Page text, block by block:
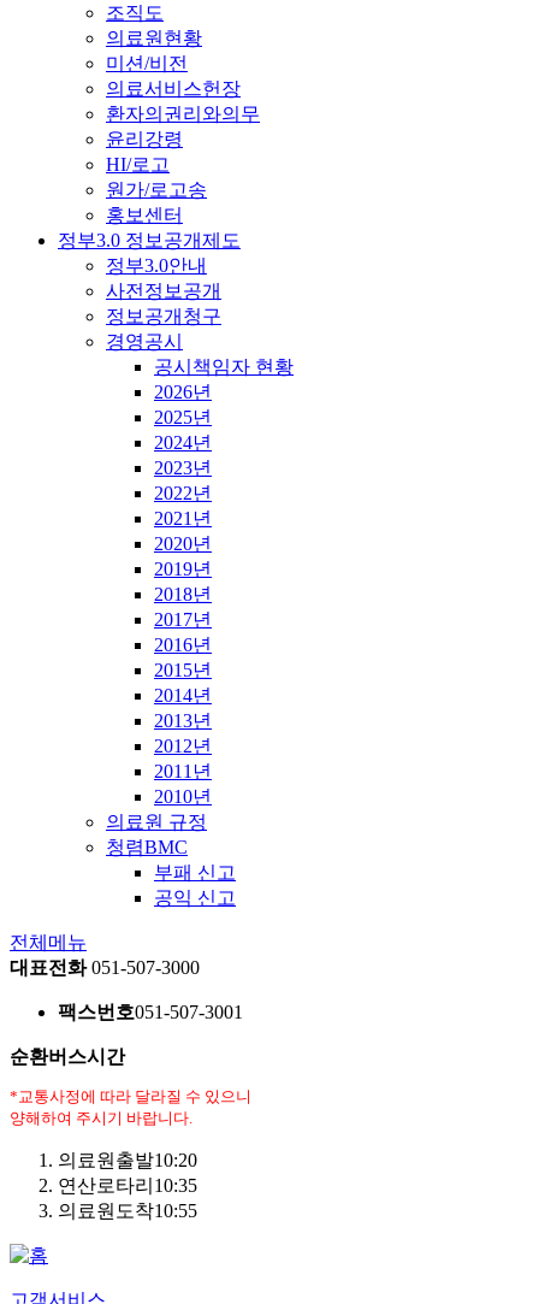
조직도
의료원현황
미션/비전
의료서비스헌장
환자의권리와의무
윤리강령
HI/로고
원가/로고송
홍보센터
정부3.0 정보공개제도
정부3.0안내
사전정보공개
정보공개청구
경영공시
공시책임자 현황
2026년
2025년
2024년
2023년
2022년
2021년
2020년
2019년
2018년
2017년
2016년
2015년
2014년
2013년
2012년
2011년
2010년
의료원 규정
청렴BMC
부패 신고
공익 신고
전체메뉴
대표전화 051-507-3000
팩스번호051-507-3001
순환버스시간
*교통사정에 따라 달라질 수 있으니
양해하여 주시기 바랍니다.
의료원출발10:20
연산로타리 10:35
의료원도착10:55
고객서비스